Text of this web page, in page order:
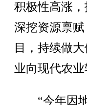
积极性高涨
深挖资源禀
目，持续做
业向现代农业
“今年因地